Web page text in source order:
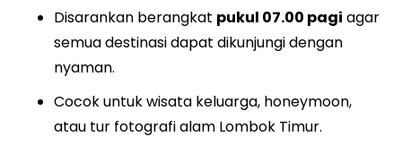
Disarankan berangkat pukul 07.00 pagi agar
semua destinasi dapat dikunjungi dengan
nyaman.
Cocok untuk wisata keluarga, honeymoon,
atau tur fotografi alam Lombok Timur.